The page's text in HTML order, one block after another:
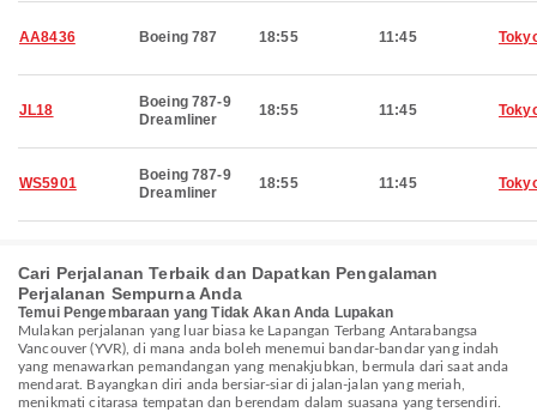
AA8436 Boeing 787 18:55 11:45
JL18
Boeing 787-9
Dreamliner
18:55 11:45
WS5901
Boeing 787-9
Dreamliner
18:55 11:45
Cari Perjalanan Terbaik dan Dapatkan Pengalaman
Perjalanan Sempurna Anda
Temui Pengembaraan yang Tidak Akan Anda Lupakan
Mulakan perjalanan yang luar biasa ke Lapangan Terbang Antarabangsa
Vancouver (YVR), di mana anda boleh menemui bandar-bandar yang indah
yang menawarkan pemandangan yang menakjubkan, bermula dari saat anda
mendarat. Bayangkan diri anda bersiar-siar di jalan-jalan yang meriah,
menikmati citarasa tempatan dan berendam dalam suasana yang tersendiri.